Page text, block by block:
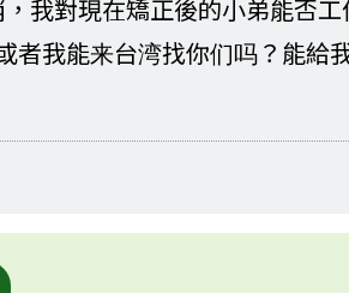
我對現在矯正後的小弟能否
者我能来台湾找你们吗？能給